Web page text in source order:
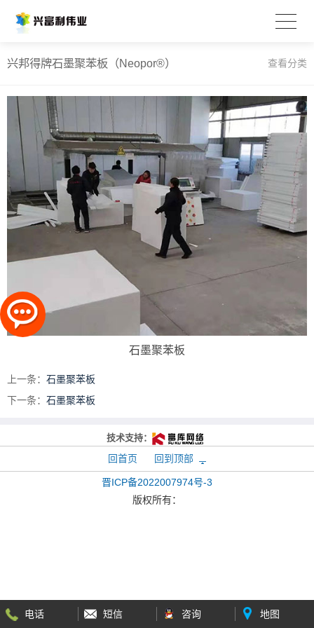
兴邦得牌石墨聚苯板（Neopor®） 查看分类
石墨聚苯板
上一条： 石墨聚苯板
下一条： 石墨聚苯板
技术支持：
回首页 回到顶部
晋ICP备2022007974号-3
版权所有：
电话 短信 咨询 地图